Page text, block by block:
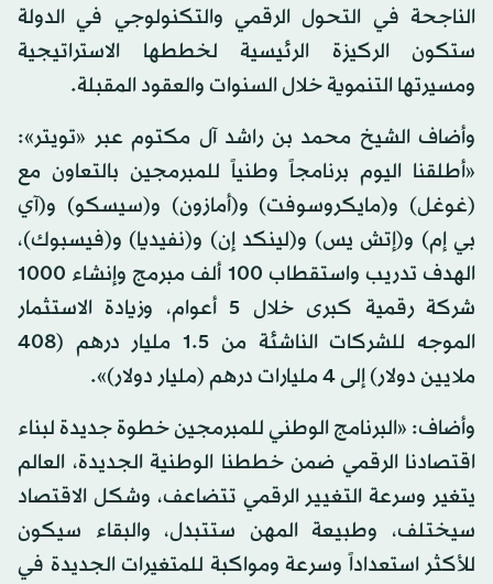
الناجحة في التحول الرقمي والتكنولوجي في الدولة
ستكون الركيزة الرئيسية لخططها الاستراتيجية
ومسيرتها التنموية خلال السنوات والعقود المقبلة.
وأضاف الشيخ محمد بن راشد آل مكتوم عبر «تويتر»:
«أطلقنا اليوم برنامجاً وطنياً للمبرمجين بالتعاون مع
(غوغل) و(مايكروسوفت) و(أمازون) و(سيسكو) و(آي
بي إم) و(إتش يس) و(لينكد إن) و(نفيديا) و(فيسبوك)،
الهدف تدريب واستقطاب 100 ألف مبرمج وإنشاء 1000
شركة رقمية كبرى خلال 5 أعوام، وزيادة الاستثمار
الموجه للشركات الناشئة من 1.5 مليار درهم (408
ملايين دولار) إلى 4 مليارات درهم (مليار دولار)».
وأضاف: «البرنامج الوطني للمبرمجين خطوة جديدة لبناء
اقتصادنا الرقمي ضمن خططنا الوطنية الجديدة، العالم
يتغير وسرعة التغيير الرقمي تتضاعف، وشكل الاقتصاد
سيختلف، وطبيعة المهن ستتبدل، والبقاء سيكون
للأكثر استعداداً وسرعة ومواكبة للمتغيرات الجديدة في